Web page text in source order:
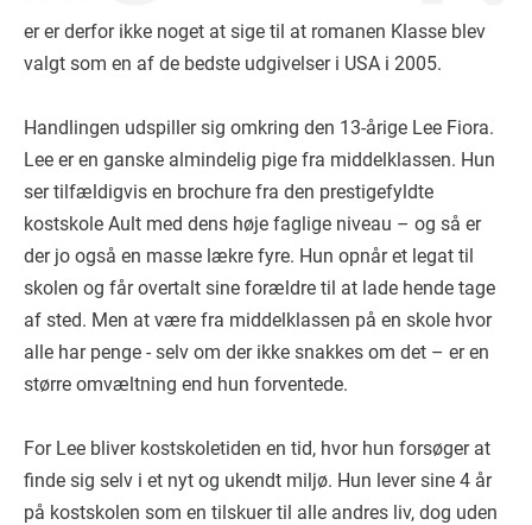
er er derfor ikke noget at sige til at romanen Klasse blev
valgt som en af de bedste udgivelser i USA i 2005.
Handlingen udspiller sig omkring den 13-årige Lee Fiora.
Lee er en ganske almindelig pige fra middelklassen. Hun
ser tilfældigvis en brochure fra den prestigefyldte
kostskole Ault med dens høje faglige niveau – og så er
der jo også en masse lækre fyre. Hun opnår et legat til
skolen og får overtalt sine forældre til at lade hende tage
af sted. Men at være fra middelklassen på en skole hvor
alle har penge - selv om der ikke snakkes om det – er en
større omvæltning end hun forventede.
For Lee bliver kostskoletiden en tid, hvor hun forsøger at
finde sig selv i et nyt og ukendt miljø. Hun lever sine 4 år
på kostskolen som en tilskuer til alle andres liv, dog uden